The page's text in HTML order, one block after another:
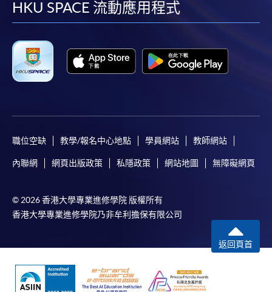
學中心作付款安排。
如欲了解如何於網上報讀新課程及繳費，請瀏覽網上
申請/報讀指南 :
報讀同一學歷頒授課程內其他單元
交下期學費的學員，提供網上服務，如學員就讀的課
程設有此服務，課程負責人會通知學員有關程序。
網上支付可通過「繳費靈」(PPS) (不適用於手機)、
VISA 或 Mastercard、「微信支付」(Online WeChat
Pay) 、「支付寶」(Online Alipay) 或 「轉數快」(FPS)
facebook
youtube
linkedin
HKU SPACE 流動應用程式
職位空缺 教學/報名中心地點 學員網站 教師網站
內聯網 網頁出版政策 私隱政策 網站地圖 無障礙網頁
© 2026 香港大學專業進修學院 版權所有
香港大學專業進修學院乃非牟利擔保有限公司
返回頁首